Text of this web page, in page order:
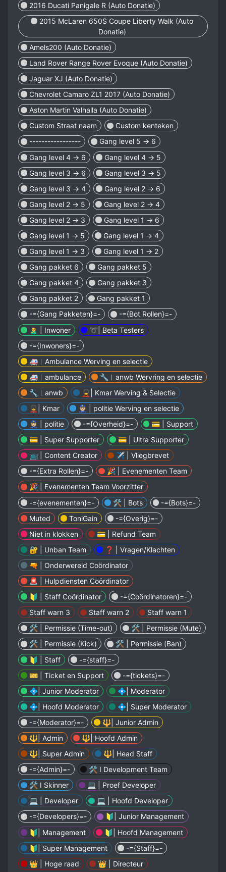
2016 Ducati Panigale R (Auto Donatie)
2015 McLaren 650S Coupe Liberty Walk (Auto
Donatie)
Amels200 (Auto Donatie)
Land Rover Range Rover Evoque (Auto Donatie)
Jaguar XJ (Auto Donatie)
Chevrolet Camaro ZL1 2017 (Auto Donatie)
Aston Martin Valhalla (Auto Donatie)
Custom Straat naam
Custom kenteken
-----------------
Gang level 5 → 6
Gang level 4 → 6
Gang level 4 → 5
Gang level 3 → 6
Gang level 3 → 5
Gang level 3 → 4
Gang level 2 → 6
Gang level 2 → 5
Gang level 2 → 4
Gang level 2 → 3
Gang level 1 → 6
Gang level 1 → 5
Gang level 1 → 4
Gang level 1 → 3
Gang level 1 → 2
Gang pakket 6
Gang pakket 5
Gang pakket 4
Gang pakket 3
Gang pakket 2
Gang pakket 1
-={Gang Pakketen}=-
-={Bot Rollen}=-
🙎‍♂️ | Inwoner
➰| Beta Testers
-={Inwoners}=-
🚑︱Ambulance Werving en selectie
🚑︱ambulance
🔧︱anwb Wervring en selectie
🔧︱anwb
💂‍♀️| Kmar Werving & Selectie
💂‍♀️| Kmar
👮🏼 | politie Werving en selectie
👮🏼 | politie
-={Overheid}=-
💳 | Support
💳 | Super Supporter
💳 | Ultra Supporter
📺 | Content Creator
✈️ | Vliegbrevet
-={Extra Rollen}=-
🎉 | Evenementen Team
🎉 | Evenementen Team Voorzitter
-={evenementen}=-
🛠️ | Bots
-={Bots}=-
Muted
ToniGain
-={Overig}=-
Niet in klokken
💳 | Refund Team
🔐 | Unban Team
❓ | Vragen/Klachten
🔫 | Onderwereld Coördinator
🚨 | Hulpdiensten Coördinator
🔰 | Staff Coördinator
-={Coördinatoren}=-
Staff warn 3
Staff warn 2
Staff warn 1
🛠️ | Permissie (Time-out)
🛠️ | Permissie (Mute)
🛠️ | Permissie (Kick)
🛠️ | Permissie (Ban)
🔰 | Staff
-={staff}=-
🎫 | Ticket en Support
-={tickets}=-
💠| Junior Moderator
💠| Moderator
💠| Hoofd Moderator
💠| Super Moderator
-={Moderator}=-
🔱| Junior Admin
🔱| Admin
🔱| Hoofd Admin
🔱| Super Admin
🔱| Head Staff
-={Admin}=-
🛠️ I Development Team
🛠️ I Skinner
💻 | Proef Developer
💻 | Developer
💻 | Hoofd Developer
-={Developers}=-
🔰| Junior Management
🔰| Management
🔰| Hoofd Management
🔰| Super Management
-={Staff}=-
👑 | Hoge raad
👑 | Directeur